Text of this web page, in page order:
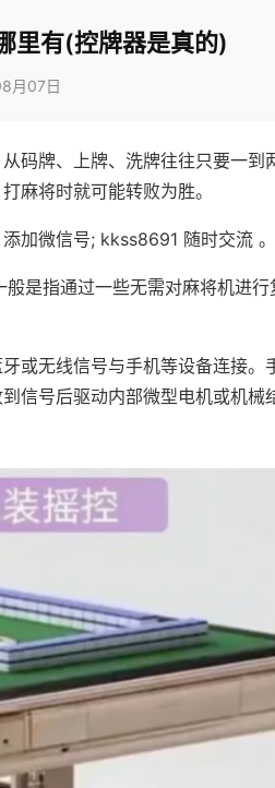
里有(控牌器是真的)
月07日
码牌、上牌、洗牌往往只要一到
麻将时就可能转败为胜。
加微信号; kkss8691 随时交流 。
是指通过一些无需对麻将机进行
或无线信号与手机等设备连接。
信号后驱动内部微型电机或机械